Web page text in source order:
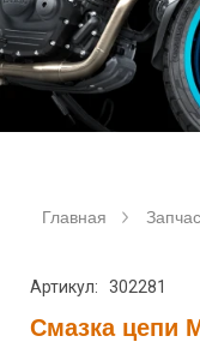
Главная
Артикул: 302281
Смазка цепи